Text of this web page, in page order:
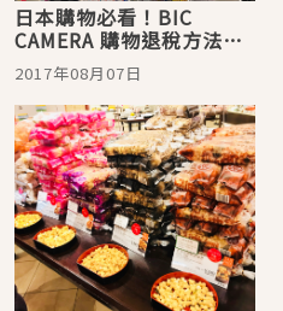
日本購物必看！BIC
CAMERA 購物退稅方法與
常見問題
2017年08月07日